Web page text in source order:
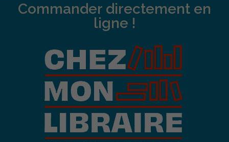
Commander directement en
ligne !